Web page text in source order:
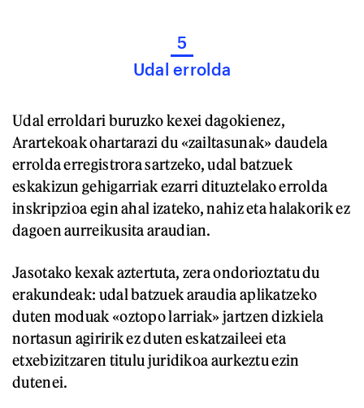
5
Udal errolda
Udal erroldari buruzko kexei dagokienez,
Arartekoak ohartarazi du «zailtasunak» daudela
errolda erregistrora sartzeko, udal batzuek
eskakizun gehigarriak ezarri dituztelako errolda
inskripzioa egin ahal izateko, nahiz eta halakorik ez
dagoen aurreikusita araudian.
Jasotako kexak aztertuta, zera ondorioztatu du
erakundeak: udal batzuek araudia aplikatzeko
duten moduak «oztopo larriak» jartzen dizkiela
nortasun agiririk ez duten eskatzaileei eta
etxebizitzaren titulu juridikoa aurkeztu ezin
dutenei.